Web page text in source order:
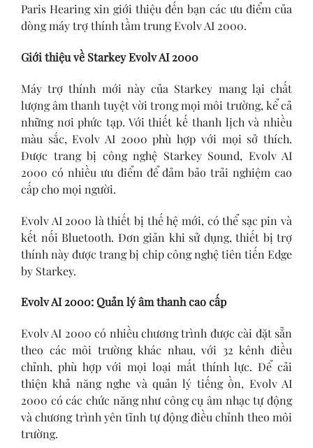
Paris Hearing xin giới thiệu đến bạn các ưu điểm của
dòng máy trợ thính tầm trung Evolv AI 2000.
Giới thiệu về Starkey Evolv AI 2000
Máy trợ thính mới này của Starkey mang lại chất
lượng âm thanh tuyệt vời trong mọi môi trường, kể cả
những nơi phức tạp. Với thiết kế thanh lịch và nhiều
màu sắc, Evolv AI 2000 phù hợp với mọi sở thích.
Được trang bị công nghệ Starkey Sound, Evolv AI
2000 có nhiều ưu điểm để đảm bảo trải nghiệm cao
cấp cho mọi người.
Evolv AI 2000 là thiết bị thế hệ mới, có thể sạc pin và
kết nối Bluetooth. Đơn giản khi sử dụng, thiết bị trợ
thính này được trang bị chip công nghệ tiên tiến Edge
by Starkey.
Evolv AI 2000: Quản lý âm thanh cao cấp
Evolv AI 2000 có nhiều chương trình được cài đặt sẵn
theo các môi trường khác nhau, với 32 kênh điều
chỉnh, phù hợp với mọi loại mất thính lực. Để cải
thiện khả năng nghe và quản lý tiếng ồn, Evolv AI
2000 có các chức năng như công cụ âm nhạc tự động
và chương trình yên tĩnh tự động điều chỉnh theo môi
trường.